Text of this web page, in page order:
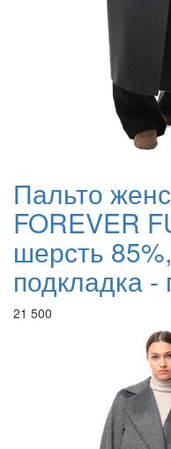
Пальто
FOREVER
шерсть
подкладка -
21 500